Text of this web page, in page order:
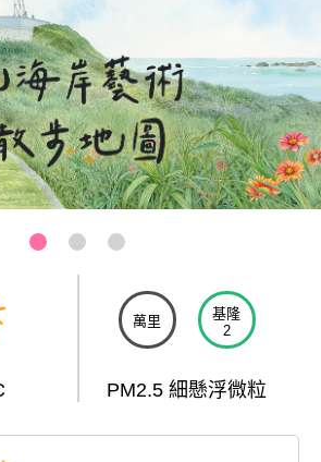
園
萬里
基隆
2
PM2.5 細懸浮微粒